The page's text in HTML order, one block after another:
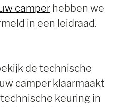
camper hebben we
in een leidraad.
de technische
camper klaarmaakt
keuring in